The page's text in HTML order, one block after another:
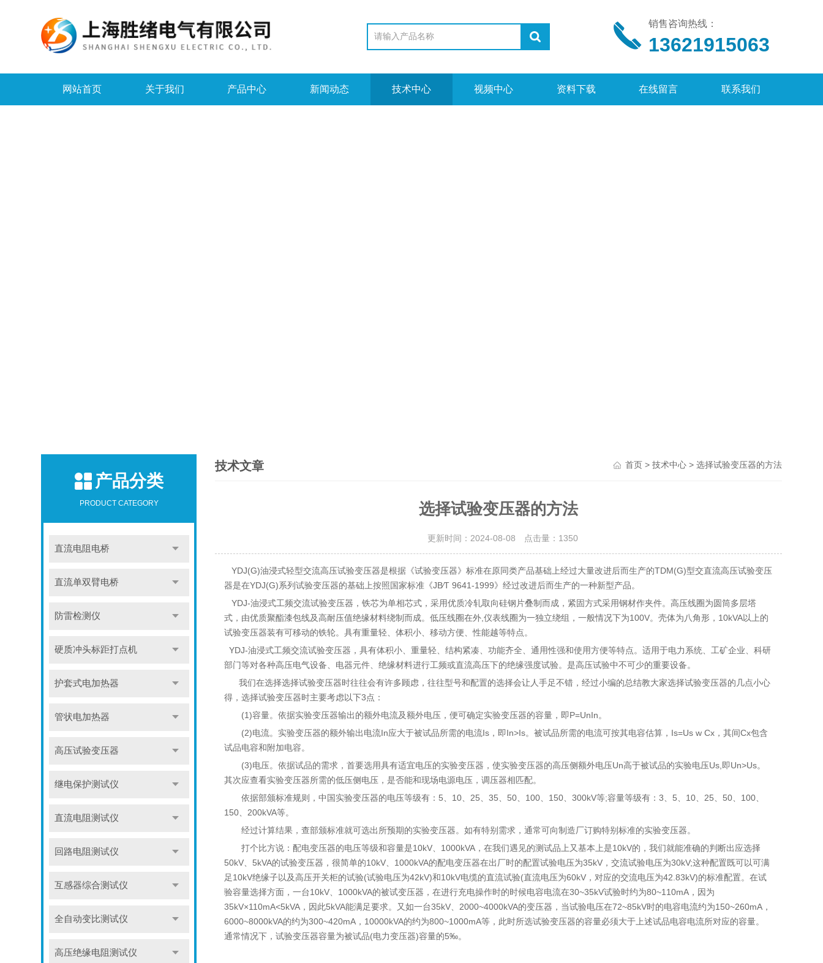
销售咨询热线：
13621915063
网站首页 关于我们 产品中心 新闻动态 技术中心 视频中心 资料下载 在线留言 联系我们
产品分类
PRODUCT CATEGORY
直流电阻电桥
直流单双臂电桥
防雷检测仪
硬质冲头标距打点机
护套式电加热器
管状电加热器
高压试验变压器
继电保护测试仪
直流电阻测试仪
回路电阻测试仪
互感器综合测试仪
全自动变比测试仪
高压绝缘电阻测试仪
技术文章 首页> 技术中心> 选择试验变压器的方法
选择试验变压器的方法
更新时间：2024-08-08 点击量： 1350
YDJ(G)油浸式轻型交流高压试验变压器是根据《试验变压器》标准在原同类产品基础上经过大量改进后而生产的TDM(G)型交直流高压试验变压
器是在YDJ(G)系列试验变压器的基础上按照国家标准《JB∕T 9641-1999》经过改进后而生产的一种新型产品。
YDJ-油浸式工频交流试验变压器，铁芯为单相芯式，采用优质冷轧取向硅钢片叠制而成，紧固方式采用钢材作夹件。高压线圈为圆筒多层塔
式，由优质聚酯漆包线及高耐压值绝缘材料绕制而成。低压线圈在外,仪表线圈为一独立绕组，一般情况下为100V。壳体为八角形，10kVA以上的
试验变压器装有可移动的铁轮。具有重量轻、体积小、移动方便、性能越等特点。
YDJ-油浸式工频交流试验变压器，具有体积小、重量轻、结构紧凑、功能齐全、通用性强和使用方便等特点。适用于电力系统、工矿企业、科研
部门等对各种高压电气设备、电器元件、绝缘材料进行工频或直流高压下的绝缘强度试验。是高压试验中不可少的重要设备。
我们在选择选择试验变压器时往往会有许多顾虑，往往型号和配置的选择会让人手足不错，经过小编的总结教大家选择试验变压器的几点小心
得，选择试验变压器时主要考虑以下3点：
(1)容量。依据实验变压器输出的额外电流及额外电压，便可确定实验变压器的容量，即P=UnIn。
(2)电流。实验变压器的额外输出电流In应大于被试品所需的电流Is，即In>Is。被试品所需的电流可按其电容估算，Is=Us w Cx，其间Cx包含
试品电容和附加电容。
(3)电压。依据试品的需求，首要选用具有适宜电压的实验变压器，使实验变压器的高压侧额外电压Un高于被试品的实验电压Us,即Un>Us。
其次应查看实验变压器所需的低压侧电压，是否能和现场电源电压，调压器相匹配。
依据部颁标准规则，中国实验变压器的电压等级有：5、10、25、35、50、100、150、300kV等;容量等级有：3、5、10、25、50、100、
150、200kVA等。
经过计算结果，查部颁标准就可选出所预期的实验变压器。如有特别需求，通常可向制造厂订购特别标准的实验变压器。
打个比方说：配电变压器的电压等级和容量是10kV、1000kVA，在我们遇见的测试品上又基本上是10kV的，我们就能准确的判断出应选择
50kV、5kVA的试验变压器，很简单的10kV、1000kVA的配电变压器在出厂时的配置试验电压为35kV，交流试验电压为30kV;这种配置既可以可满
足10kV绝缘子以及高压开关柜的试验(试验电压为42kV)和10kV电缆的直流试验(直流电压为60kV，对应的交流电压为42.83kV)的标准配置。在试
验容量选择方面，一台10kV、1000kVA的被试变压器，在进行充电操作时的时候电容电流在30~35kV试验时约为80~110mA，因为
35kV×110mA<5kVA，因此5kVA能满足要求。又如一台35kV、2000~4000kVA的变压器，当试验电压在72~85kV时的电容电流约为150~260mA，
6000~8000kVA的约为300~420mA，10000kVA的约为800~1000mA等，此时所选试验变压器的容量必须大于上述试品电容电流所对应的容量。
通常情况下，试验变压器容量为被试品(电力变压器)容量的5‰。